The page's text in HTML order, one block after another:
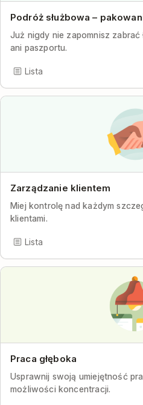
Podróż służbowa –
Już nigdy nie zapomnisz
ani paszportu.
Lista
Zarządzanie klientem
Miej kontrolę nad każdym
klientami.
Lista
Praca głęboka
Usprawnij swoją umiejętność
możliwości koncentracji.